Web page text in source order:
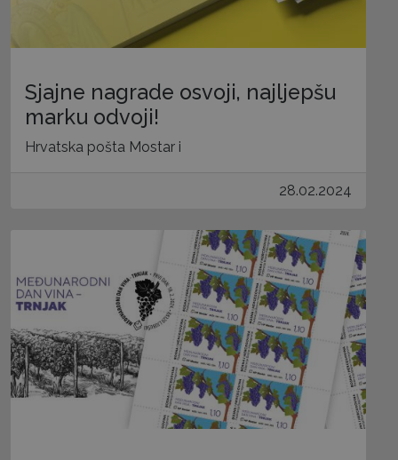
Sjajne nagrade osvoji, najljepšu
marku odvoji!
Hrvatska pošta Mostar i
28.02.2024